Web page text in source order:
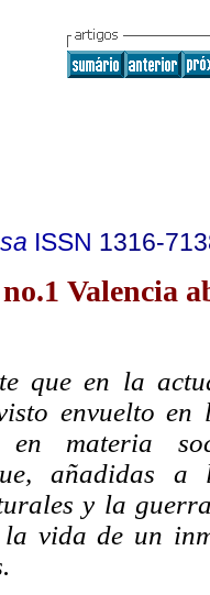
ISSN 1316-
Valencia
que en la
envuelto en
en materia
añadidas a
y la
vida de un